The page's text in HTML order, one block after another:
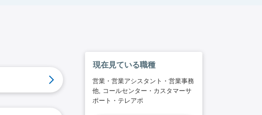
現在見ている職種
営業・営業アシスタント・営業事務
他, コールセンター・カスタマーサ
ポート・テレアポ